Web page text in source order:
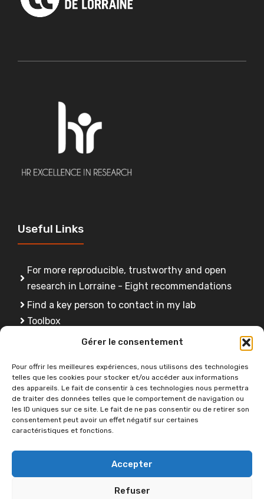
Gérer le consentement
Pour offrir les meilleures expériences, nous utilisons des technologies
telles que les cookies pour stocker et/ou accéder aux informations
des appareils. Le fait de consentir à ces technologies nous permettra
de traiter des données telles que le comportement de navigation ou
les ID uniques sur ce site. Le fait de ne pas consentir ou de retirer son
consentement peut avoir un effet négatif sur certaines
caractéristiques et fonctions.
Accepter
Refuser
Useful Links
For more reproducible, trustworthy and open
research in Lorraine - Eight recommendations
Find a key person to contact in my lab
Toolbox
Do you have a question ?